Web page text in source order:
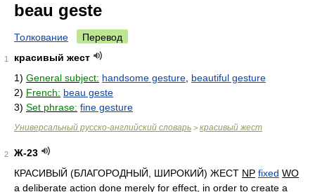
beau geste
Толкование Перевод
1
красивый жест
1) General subject: handsome gesture beautiful gesture
2) French: beau geste
3) Set phrase: fine gesture
Универсальный русско-английский словарь > красивый жест
2
Ж-23
КРАСИВЫЙ (БЛАГОРОДНЫЙ, ШИРОКИЙ) ЖЕСТ NP fixed WO
a deliberate action done merely for effect, in order to create a